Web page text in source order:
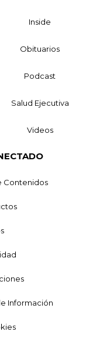
Inside
Obituarios
Podcast
Salud Ejecutiva
Videos
Contenidos
Información